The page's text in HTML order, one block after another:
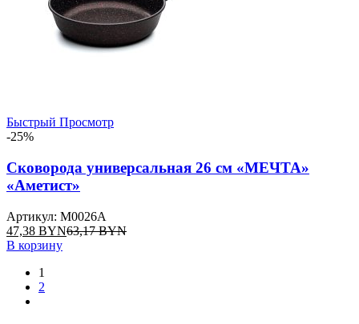
Быстрый Просмотр
-25%
Сковорода универсальная 26 см «МЕЧТА»
«Аметист»
Артикул: M0026A
47,38 BYN63,17BYN
В корзину
1
2